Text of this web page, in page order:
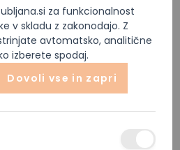
za funkcionalnost
v skladu z zakonodajo. Z
avtomatsko, analitične
izberete spodaj.
Dovoli vse in zapri